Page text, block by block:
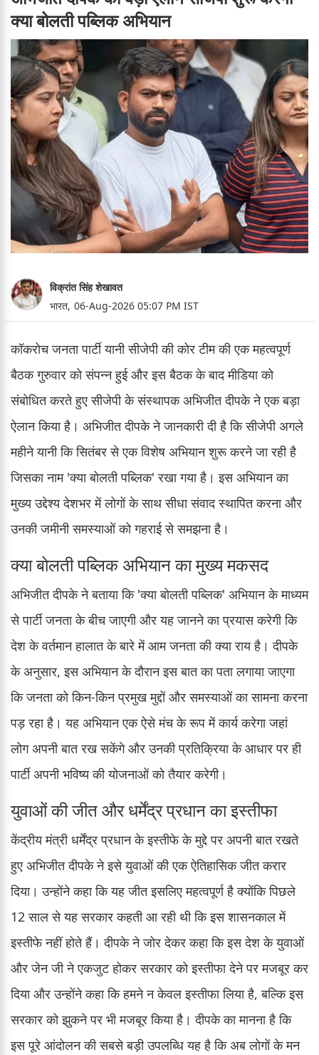
क्या बोलती पब्लिक अभियान
विक्रांत सिंह शेखावत
भारत, 06-Aug-2026 05:07 PM IST
कॉकरोच जनता पार्टी यानी सीजेपी की कोर टीम की एक महत्वपूर्ण
बैठक गुरुवार को संपन्न हुई और इस बैठक के बाद मीडिया को
संबोधित करते हुए सीजेपी के संस्थापक अभिजीत दीपके ने एक बड़ा
ऐलान किया है। अभिजीत दीपके ने जानकारी दी है कि सीजेपी अगले
महीने यानी कि सितंबर से एक विशेष अभियान शुरू करने जा रही है
जिसका नाम 'क्या बोलती पब्लिक' रखा गया है। इस अभियान का
मुख्य उद्देश्य देशभर में लोगों के साथ सीधा संवाद स्थापित करना और
उनकी जमीनी समस्याओं को गहराई से समझना है।
क्या बोलती पब्लिक अभियान का मुख्य मकसद
अभिजीत दीपके ने बताया कि 'क्या बोलती पब्लिक' अभियान के माध्यम
से पार्टी जनता के बीच जाएगी और यह जानने का प्रयास करेगी कि
देश के वर्तमान हालात के बारे में आम जनता की क्या राय है। दीपके
के अनुसार, इस अभियान के दौरान इस बात का पता लगाया जाएगा
कि जनता को किन-किन प्रमुख मुद्दों और समस्याओं का सामना करना
पड़ रहा है। यह अभियान एक ऐसे मंच के रूप में कार्य करेगा जहां
लोग अपनी बात रख सकेंगे और उनकी प्रतिक्रिया के आधार पर ही
पार्टी अपनी भविष्य की योजनाओं को तैयार करेगी।
युवाओं की जीत और धर्मेंद्र प्रधान का इस्तीफा
केंद्रीय मंत्री धर्मेंद्र प्रधान के इस्तीफे के मुद्दे पर अपनी बात रखते
हुए अभिजीत दीपके ने इसे युवाओं की एक ऐतिहासिक जीत करार
दिया। उन्होंने कहा कि यह जीत इसलिए महत्वपूर्ण है क्योंकि पिछले
12 साल से यह सरकार कहती आ रही थी कि इस शासनकाल में
इस्तीफे नहीं होते हैं। दीपके ने जोर देकर कहा कि इस देश के युवाओं
और जेन जी ने एकजुट होकर सरकार को इस्तीफा देने पर मजबूर कर
दिया और उन्होंने कहा कि हमने न केवल इस्तीफा लिया है, बल्कि इस
सरकार को झुकने पर भी मजबूर किया है। दीपके का मानना है कि
इस पूरे आंदोलन की सबसे बड़ी उपलब्धि यह है कि अब लोगों के मन